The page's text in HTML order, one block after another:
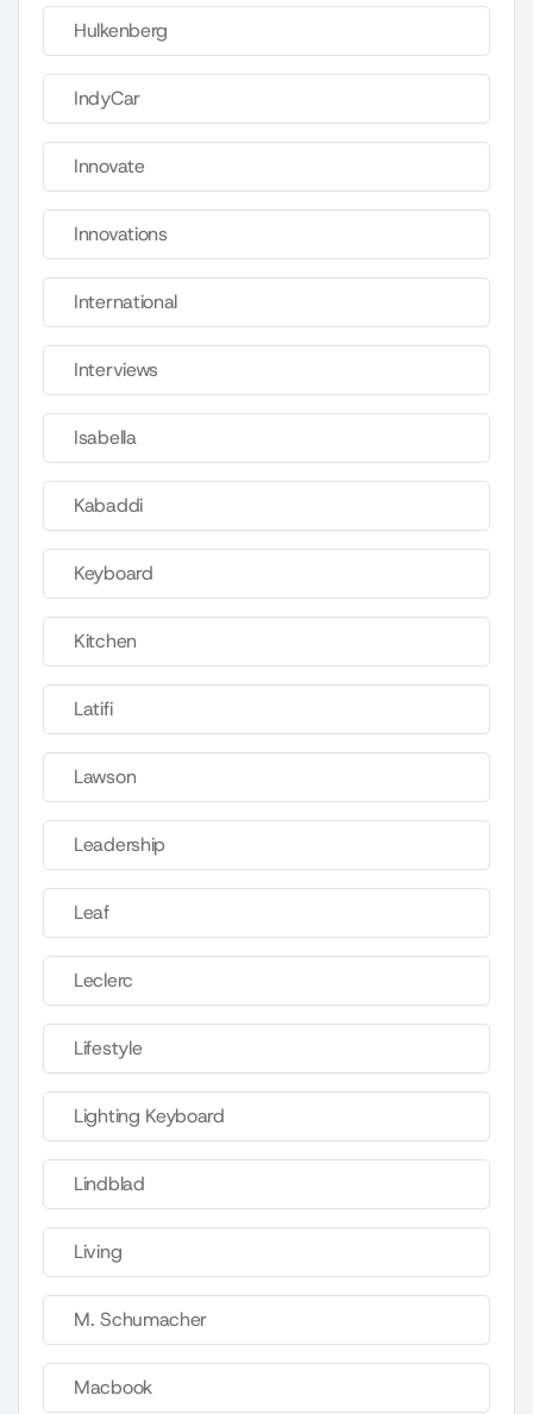
Hulkenberg
IndyCar
Innovate
Innovations
International
Interviews
Isabella
Kabaddi
Keyboard
Kitchen
Latifi
Lawson
Leadership
Leaf
Leclerc
Lifestyle
Lighting Keyboard
Lindblad
Living
M. Schumacher
Macbook